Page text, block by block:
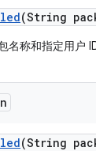
(String
名称和指定用户
(String